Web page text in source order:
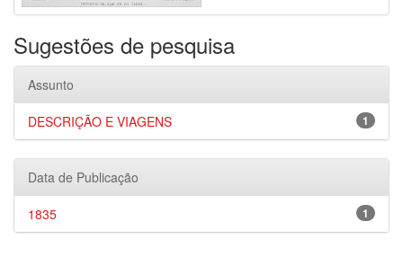
Sugestões de pesquisa
Assunto
1
DESCRIÇÃO E VIAGENS
Data de Publicação
1
1835